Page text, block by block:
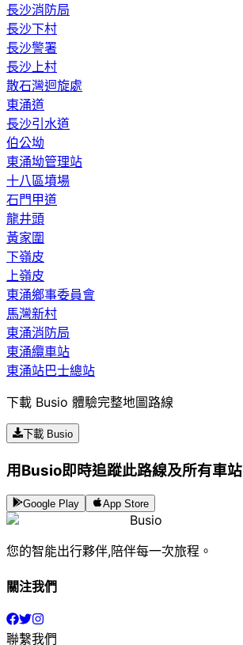
長沙消防局
長沙下村
長沙警署
長沙上村
散石灣迴旋處
東涌道
長沙引水道
伯公坳
東涌坳管理站
十八區墳場
石門甲道
龍井頭
黃家圍
下嶺皮
上嶺皮
東涌鄉事委員會
馬灣新村
東涌消防局
東涌纜車站
東涌站巴士總站
下載 Busio 體驗完整地圖路線
下載 Busio
用Busio即時追蹤此路線及所有車站
Google Play App Store
Busio
您的智能出行夥伴,陪伴每一次旅程。
關注我們
聯繫我們